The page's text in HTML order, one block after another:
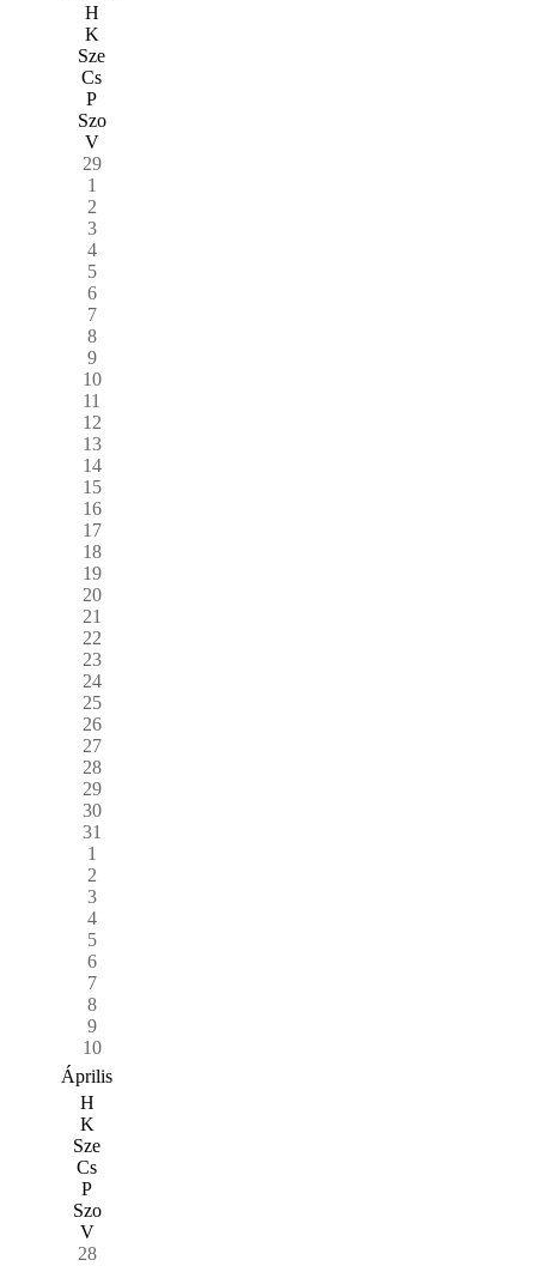
H
K
Sze
Cs
P
Szo
V
29
1
2
3
4
5
6
7
8
9
10
11
12
13
14
15
16
17
18
19
20
21
22
23
24
25
26
27
28
29
30
31
1
2
3
4
5
6
7
8
9
10
Április
H
K
Sze
Cs
P
Szo
V
28